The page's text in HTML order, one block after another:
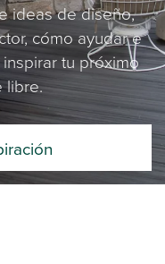
ideas de diseño,
cómo ayudar e
tu próximo
libre.